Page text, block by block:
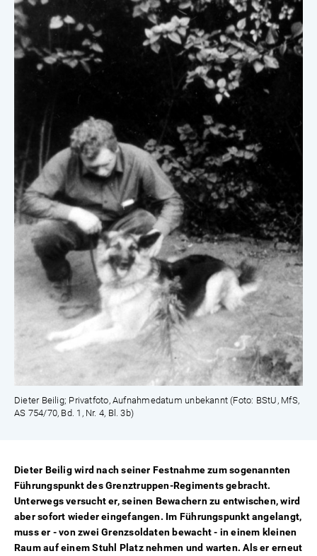
Dieter Beilig; Privatfoto, Aufnahmedatum unbekannt (Foto: BStU, MfS,
AS 754/70, Bd. 1, Nr. 4, Bl. 3b)
Dieter Beilig wird nach seiner Festnahme zum sogenannten
Führungspunkt des Grenztruppen-Regiments gebracht.
Unterwegs versucht er, seinen Bewachern zu entwischen, wird
aber sofort wieder eingefangen. Im Führungspunkt angelangt,
muss er - von zwei Grenzsoldaten bewacht - in einem kleinen
Raum auf einem Stuhl Platz nehmen und warten. Als er erneut